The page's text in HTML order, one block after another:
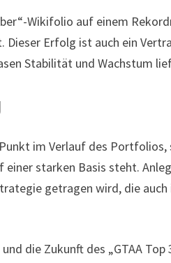
Wikifolio auf einem
Erfolg ist auch ein
Stabilität und Wachstum
im Verlauf des Portfolios,
starken Basis steht.
getragen wird, die auch
die Zukunft des „GTAA Top